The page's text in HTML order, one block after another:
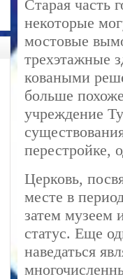
Старая часть
некоторые
мостовые
трехэтажные
коваными
больше
учреждение
перестройке,
Церковь,
месте в
затем музеем
статус. Еще
наведаться